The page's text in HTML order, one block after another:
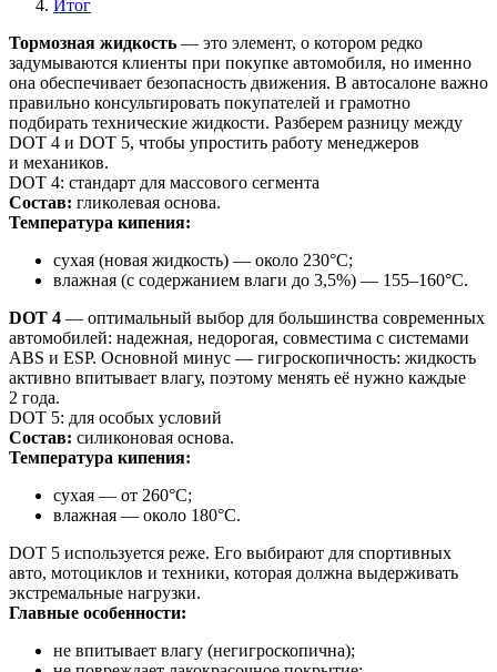
Итог
Тормозная жидкость — это элемент, о котором редко
задумываются клиенты при покупке автомобиля, но именно
она обеспечивает безопасность движения. В автосалоне важно
правильно консультировать покупателей и грамотно
подбирать технические жидкости. Разберем разницу между
DOT 4 и DOT 5, чтобы упростить работу менеджеров
и механиков.
DOT 4: стандарт для массового сегмента
Состав: гликолевая основа.
Температура кипения:
сухая (новая жидкость) — около 230°C;
влажная (с содержанием влаги до 3,5%) — 155–160°C.
DOT 4 — оптимальный выбор для большинства современных
автомобилей: надежная, недорогая, совместима с системами
ABS и ESP. Основной минус — гигроскопичность: жидкость
активно впитывает влагу, поэтому менять её нужно каждые
2 года.
DOT 5: для особых условий
Состав: силиконовая основа.
Температура кипения:
сухая — от 260°C;
влажная — около 180°C.
DOT 5 используется реже. Его выбирают для спортивных
авто, мотоциклов и техники, которая должна выдерживать
экстремальные нагрузки.
Главные особенности:
не впитывает влагу (негигроскопична);